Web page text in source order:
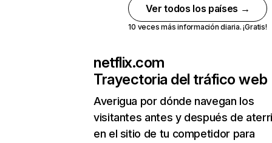
Ver todos los países →
10 veces más información diaria. ¡Gratis!
netflix.com
Trayectoria del tráfico web
Averigua por dónde navegan los
visitantes antes y después de
en el sitio de tu competidor para